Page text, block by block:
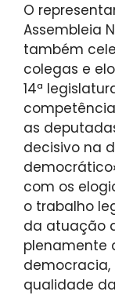
O
Assembleia
também
colegas e
14ª
as
decisivo na
com os
o trabalho
da atuação
plenamente
qualidade